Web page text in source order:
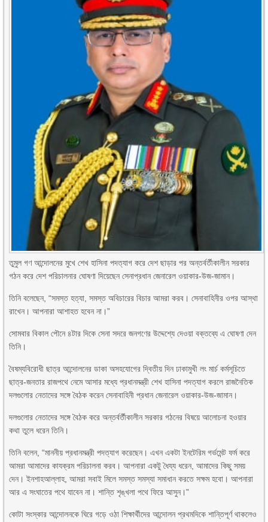
তুমুল গণ আন্দোলনের মুখে শেখ হাসিনা পদত্যাগ করে দেশ ছাড়ার পর অন্তর্বর্তীকালীন সরকার
গঠন করে দেশ পরিচালনার ঘোষণা দিয়েছেন সেনাপ্রধান জেনারেল ওয়াকার-উজ-জামান।
তিনি বলেছেন, “সমস্ত হত্যা, সমস্ত অবিচারের বিচার আমরা করব। সেনাবাহিনীর ওপর আস্থা
রাখেন। আপনারা আশাহত হবেন না।”
সোমবার বিকাল পৌনে ৪টার দিকে সেনা সদরে জনগণের উদ্দেশ্যে দেওয়া বক্তব্যে এ ঘোষণা দেন
তিনি।
বৈষম্যবিরোধী ছাত্র আন্দোলনের ডাকা অসহযোগের দ্বিতীয় দিন ঢাকামুখী লং মার্চ কর্মসূচিতে
ছাত্র-জনতার রাজপথে নেমে আসার মধ্যে প্রধানমন্ত্রী শেখ হাসিনা পদত্যাগ করলে রাজনৈতিক
দলগুলোর নেতাদের সঙ্গে বৈঠক করেন সেনাবাহিনী প্রধান জেনারেল ওয়াকার-উজ-জামান।
দলগুলোর নেতাদের সঙ্গে বৈঠক করে অন্তর্বর্তীকালীন সরকার গঠনের বিষয়ে আলোচনা হওয়ার
কথা তুলে ধরেন তিনি।
তিনি বলেন, “মাননীয় প্রধানমন্ত্রী পদত্যাগ করেছেন। এখন একটা ইনটেরিম গর্ভমেন্ট ফর্ম করে
আমরা আমাদের কাযক্রম পরিচালনা করব। আপনারা একটু ধৈয্য ধরেন, আমাদের কিছু সময়
দেন। ইনশাহআল্লাহ, আমরা সবাই মিলে সমস্ত সমস্যা সমাধান করতে সক্ষম হবো। আপনারা
আর এ সংঘাতের পথে যাবেন না। শান্তি শৃঙ্খলা পথে ফিরে আসুন।”
কোটা সংস্কার আন্দোলনকে ঘিরে গড়ে ওঠা শিক্ষার্থীদের আন্দোলন প্রথমদিকে শান্তিপূর্ণ থাকলেও